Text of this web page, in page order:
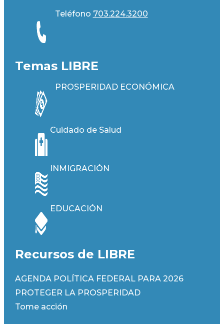
Teléfono 703.224.3200
Temas LIBRE
PROSPERIDAD ECONÓMICA
Cuidado de Salud
INMIGRACIÓN
EDUCACIÓN
Recursos de LIBRE
AGENDA POLÍTICA FEDERAL PARA 2026
PROTEGER LA PROSPERIDAD
Tome acción